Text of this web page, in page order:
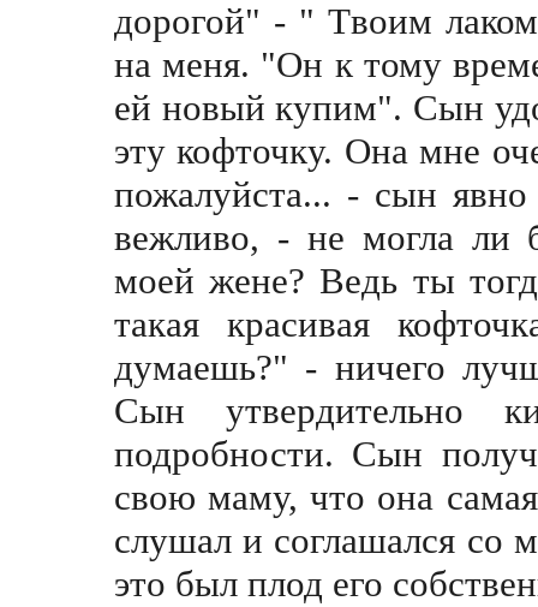
дорогой" - " Tвоим
на меня. "Он к тому
ей новый купим". Сын
эту кофточку. Она мне
пожалуйста... - сын
вежливо, - не могла ли
моей женe? Ведь ты
такая красивая
думаешь?" - ничего
Сын утвердительно
подробности. Сын
свою маму, что она
слушал и соглашался со
это был плод его